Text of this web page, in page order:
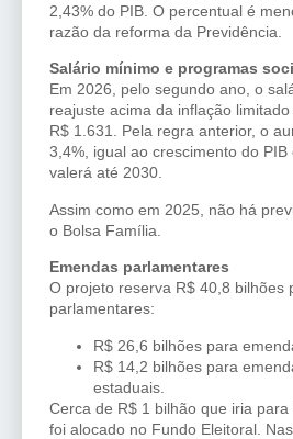
2,43% do PIB. O percentual é
razão da reforma da Previdência.
Salário mínimo e programas
Em 2026, pelo segundo ano, o
reajuste acima da inflação
R$ 1.631. Pela regra anterior, o
3,4%, igual ao crescimento do PIB
valerá até 2030.
Assim como em 2025, não há
o Bolsa Família.
Emendas parlamentares
O projeto reserva R$ 40,8 bilhões
parlamentares:
R$ 26,6 bilhões para
R$ 14,2 bilhões para
estaduais.
Cerca de R$ 1 bilhão que iria
foi alocado no Fundo Eleitoral.